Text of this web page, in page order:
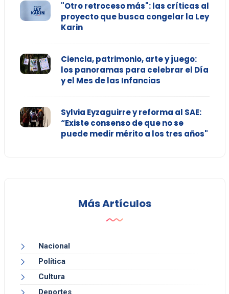
"Otro retroceso más": las críticas al
proyecto que busca congelar la Ley
Karin
Ciencia, patrimonio, arte y juego:
los panoramas para celebrar el Día
y el Mes de las Infancias
Sylvia Eyzaguirre y reforma al SAE:
“Existe consenso de que no se
puede medir mérito a los tres años"
Más Artículos
Nacional
Política
Cultura
Deportes